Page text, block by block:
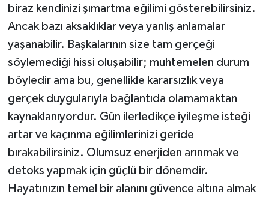
biraz kendinizi şımartma eğilimi gösterebilirsiniz.
Ancak bazı aksaklıklar veya yanlış anlamalar
yaşanabilir. Başkalarının size tam gerçeği
söylemediği hissi oluşabilir; muhtemelen durum
böyledir ama bu, genellikle kararsızlık veya
gerçek duygularıyla bağlantıda olamamaktan
kaynaklanıyordur. Gün ilerledikçe iyileşme isteği
artar ve kaçınma eğilimlerinizi geride
bırakabilirsiniz. Olumsuz enerjiden arınmak ve
detoks yapmak için güçlü bir dönemdir.
Hayatınızın temel bir alanını güvence altına almak